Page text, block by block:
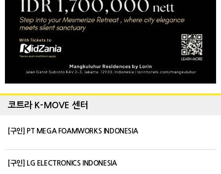
코트라 K-MOVE 센터
[구인] PT MEGA FOAMWORKS INDONESIA
[구인] LG ELECTRONICS INDONESIA